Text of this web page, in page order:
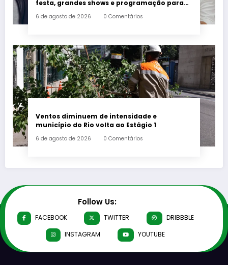
festa, grandes shows e programação para
6 de agosto de 2026 0 Comentários
Ventos diminuem de intensidade e
município do Rio volta ao Estágio 1
6 de agosto de 2026 0 Comentários
Follow Us:
FACEBOOK TWITTER
DRIBBBLE
INSTAGRAM
YOUTUBE